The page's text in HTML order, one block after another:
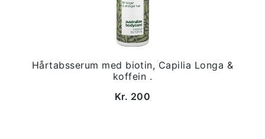
Hårtabsserum med biotin, Capilia Longa &
koffein .
Kr. 200